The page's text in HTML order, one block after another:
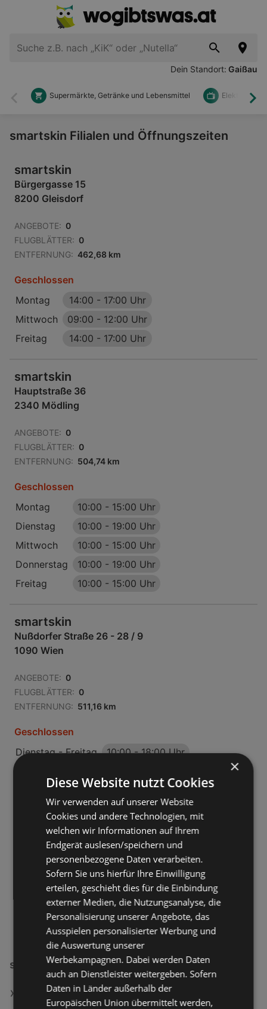
Dein Standort: Gaißau
Zurück
Supermärkte, Getränke und Lebensmittel Elektronik
smartskin Filialen und Öffnungszeiten
smartskin
Bürgergasse 15
8200 Gleisdorf
ANGEBOTE: 0
FLUGBLÄTTER: 0
ENTFERNUNG: 462,68 km
Geschlossen
Montag
14:00 - 17:00 Uhr
Mittwoch
09:00 - 12:00 Uhr
Freitag
14:00 - 17:00 Uhr
smartskin
Hauptstraße 36
2340 Mödling
ANGEBOTE: 0
FLUGBLÄTTER: 0
ENTFERNUNG: 504,74 km
Geschlossen
Montag
10:00 - 15:00 Uhr
Dienstag
10:00 - 19:00 Uhr
Mittwoch
10:00 - 15:00 Uhr
Donnerstag
10:00 - 19:00 Uhr
Freitag
10:00 - 15:00 Uhr
smartskin
Nußdorfer Straße 26 - 28 / 9
1090 Wien
ANGEBOTE: 0
FLUGBLÄTTER: 0
ENTFERNUNG: 511,16 km
Geschlossen
Dienstag - Freitag
10:00-18:00 Uhr
smartskin Filialen in:
smartskin in Gleisdorf
×
Diese Website nutzt Cookies
Wir verwenden auf unserer Website
Cookies und andere Technologien, mit
welchen wir Informationen auf Ihrem
Endgerät auslesen/speichern und
personenbezogene Daten verarbeiten.
Sofern Sie uns hierfür Ihre Einwilligung
erteilen, geschieht dies für die Einbindung
externer Medien, die Nutzungsanalyse, die
Personalisierung unserer Angebote, das
Ausspielen personalisierter Werbung und
die Auswertung unserer
Werbekampagnen. Dabei werden Daten
auch an Dienstleister weitergeben. Sofern
Daten in Länder außerhalb der
Europäischen Union übermittelt werden,